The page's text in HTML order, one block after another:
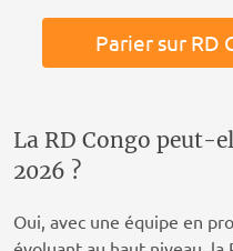
Parier sur RD
La RD Congo peut-
2026 ?
Oui, avec une équipe en